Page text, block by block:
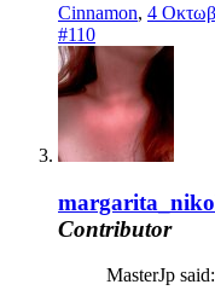
Cinnamon, 4
#110
Contributor
MasterJp said: